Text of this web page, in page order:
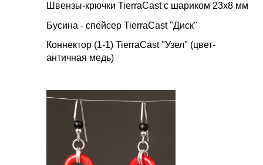
Швензы-крючки TierraCast с шариком 23х8 мм
Бусина - спейсер TierraCast "Диск"
Коннектор (1-1) TierraCast "Узел" (цвет-
античная медь)